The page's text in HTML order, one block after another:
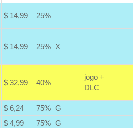
$ 14,99 25%
$ 14,99 25% X
$ 32,99 40%
jogo +
DLC
$ 6,24 75% G
$ 4,99 75% G